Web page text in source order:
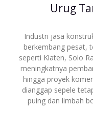
Urug
Industri jasa
berkembang pesat,
seperti Klaten, Solo
meningkatnya
hingga proyek
dianggap sepele
puing dan limbah